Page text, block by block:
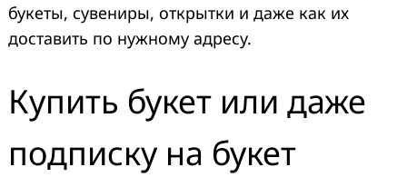
букеты, сувениры, открытки и даже как их
доставить по нужному адресу.
Купить букет или даже
подписку на букет